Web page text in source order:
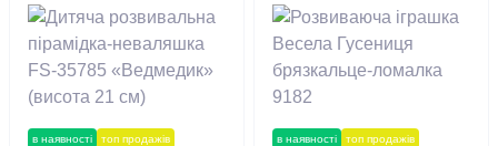
в наявності топ продажів в наявності топ продажів